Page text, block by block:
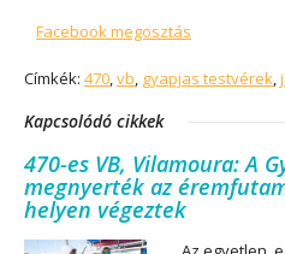
Facebook megosztás
Címkék: 470,vb, gyapjas testvérek,
Kapcsolódó cikkek
470-es VB, Vilamoura: A
megnyerték az
helyen végeztek